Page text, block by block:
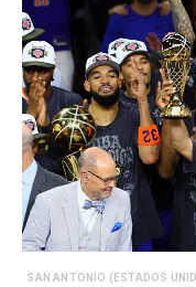
SAN ANTONIO (ESTADOS